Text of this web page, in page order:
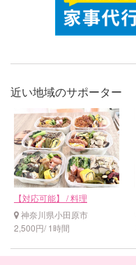
近い地域のサポーター
【対応可能】 / 料理
神奈川県小田原市
2,500円/ 1時間